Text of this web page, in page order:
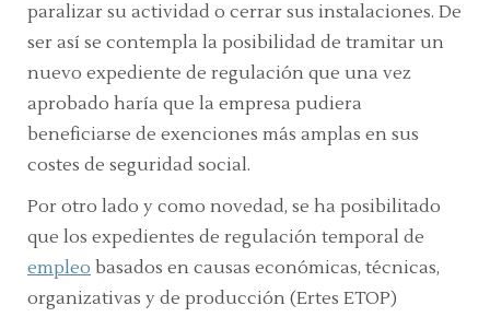
paralizar su actividad o cerrar sus instalaciones. De
ser así se contempla la posibilidad de tramitar un
nuevo expediente de regulación que una vez
aprobado haría que la empresa pudiera
beneficiarse de exenciones más amplas en sus
costes de seguridad social.
Por otro lado y como novedad, se ha posibilitado
que los expedientes de regulación temporal de
empleo basados en causas económicas, técnicas,
organizativas y de producción (Ertes ETOP)